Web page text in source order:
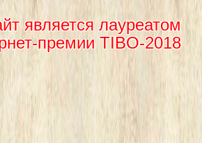
является лауреатом
премии TIBO-2018